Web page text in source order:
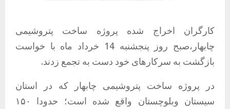
کارگران اخراج شده پروژه ساخت پتروشیمی
چابهار،صبح روز پنجشنبه 14 خرداد ماه با خواست
بازگشت به سرکارهای خود دست به تجمع زدند.
در پروژه ساخت پتروشیمی چابهار که در استان
سیستان وبلوچستان واقع شده است؛ حدودا ۱۵۰